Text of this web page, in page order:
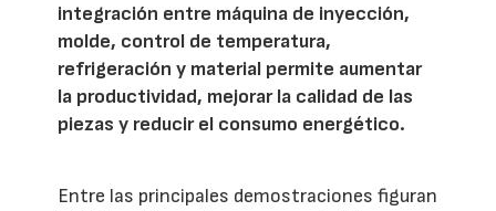
integración entre máquina de inyección,
molde, control de temperatura,
refrigeración y material permite aumentar
la productividad, mejorar la calidad de las
piezas y reducir el consumo energético.
Entre las principales demostraciones figuran